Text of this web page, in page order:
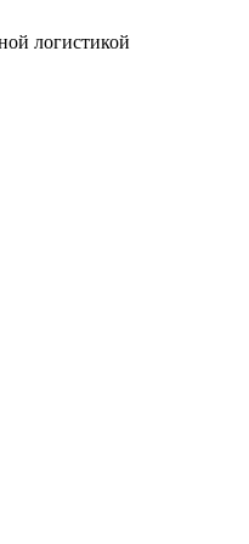
логистикой